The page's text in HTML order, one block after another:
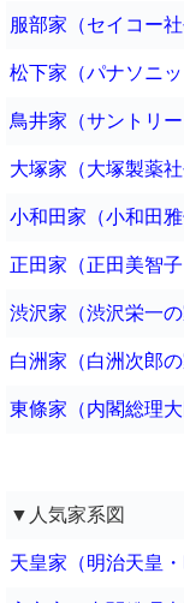
服部家（セイコー
松下家（パナソニ
鳥井家（サントリ
大塚家（大塚製薬
小和田家（小和田
正田家（正田美智
渋沢家（渋沢栄一の
白洲家（白洲次郎の
東條家（内閣総理
▼人気家系図
天皇家（明治天皇